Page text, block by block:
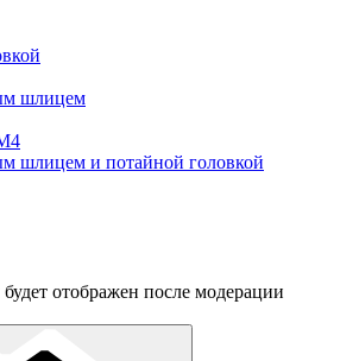
шлицем
шлицем и потайной головкой
отображен после модерации